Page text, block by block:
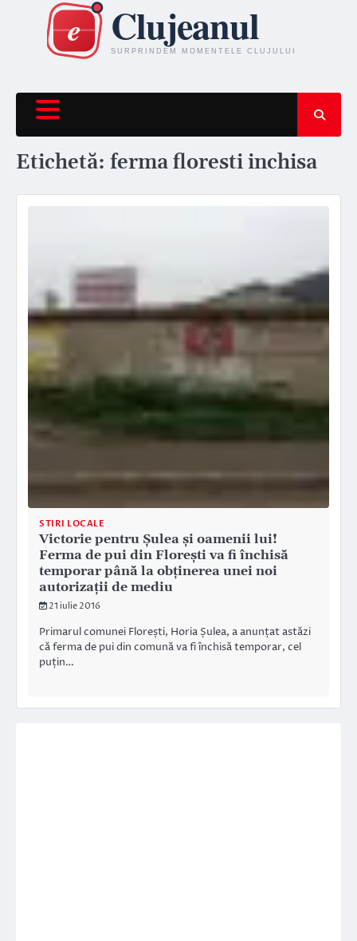
content
Etichetă: ferma floresti inchisa
STIRI LOCALE
Victorie pentru Șulea și oamenii lui!
Ferma de pui din Florești va fi închisă
temporar până la obținerea unei noi
autorizații de mediu
21 iulie 2016
Primarul comunei Florești, Horia Șulea, a anunțat astăzi
că ferma de pui din comună va fi închisă temporar, cel
puțin…